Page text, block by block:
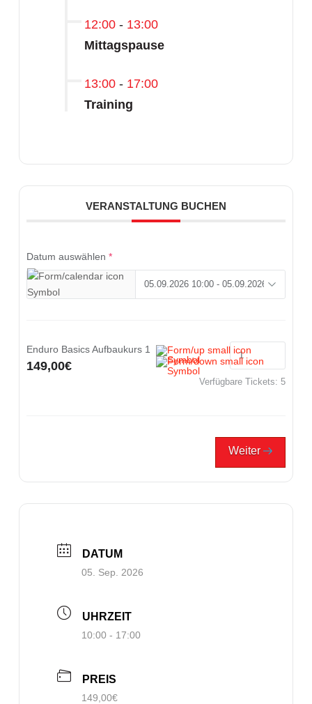
12:00- 13:00
Mittagspause
13:00- 17:00
Training
VERANSTALTUNG BUCHEN
Datum auswählen *
Enduro Basics Aufbaukurs 1
149,00€
Verfügbare Tickets:5
Weiter
DATUM
05. Sep. 2026
UHRZEIT
10:00 - 17:00
PREIS
149,00€